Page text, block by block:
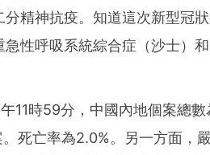
精神抗疫。知道這次新型冠
性呼吸系統綜合症（沙士）
11時59分，中國內地個案總
死亡率為2.0%。另一方面，